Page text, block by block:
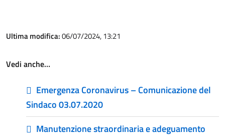
Ultima modifica:06/07/2024, 13:21
Vedi anche…
Emergenza Coronavirus – Comunicazione del
Sindaco 03.07.2020
Manutenzione straordinaria e adeguamento